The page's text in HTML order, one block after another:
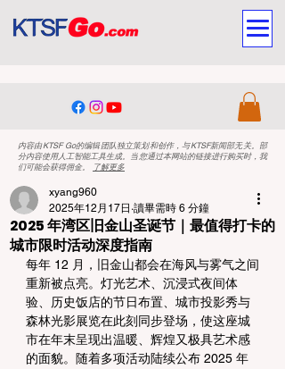
内容由KTSF Go的编辑团队独立策划和创作，与KTSF新闻部无关。部
分内容使用人工智能工具生成。当您通过本网站的链接进行购买时，我
们可能会获得佣金。
了解更多
2025 年湾区旧金山圣诞节｜最值得打卡的
城市限时活动深度指南
xyang960
2025年12月17日 讀畢需時 6 分鐘
每年 12 月，旧金山都会在海风与雾气之间
重新被点亮。灯光艺术、沉浸式夜间体
验、历史饭店的节日布置、城市投影秀与
森林光影展览在此刻同步登场，使这座城
市在年末呈现出温暖、辉煌又极具艺术感
的面貌。随着多项活动陆续公布 2025 年